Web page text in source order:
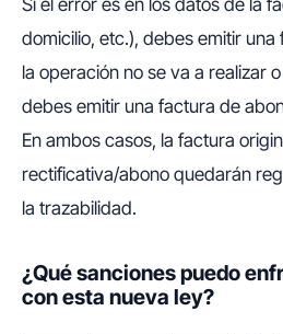
domicilio, etc.), debes emitir
la operación no se va a realizar
debes emitir una factura de
En ambos casos, la factura
rectificativa/abono quedarán
la trazabilidad.
¿Qué sanciones puedo
con esta nueva ley?